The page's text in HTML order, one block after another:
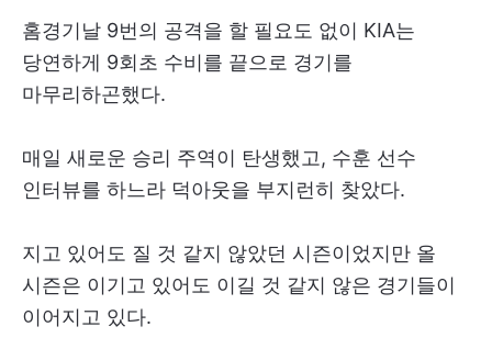
홈경기날 9번의 공격을 할 필요도 없이 KIA는
당연하게 9회초 수비를 끝으로 경기를
마무리하곤했다.
매일 새로운 승리 주역이 탄생했고, 수훈 선수
인터뷰를 하느라 덕아웃을 부지런히 찾았다.
지고 있어도 질 것 같지 않았던 시즌이었지만 올
시즌은 이기고 있어도 이길 것 같지 않은 경기들이
이어지고 있다.